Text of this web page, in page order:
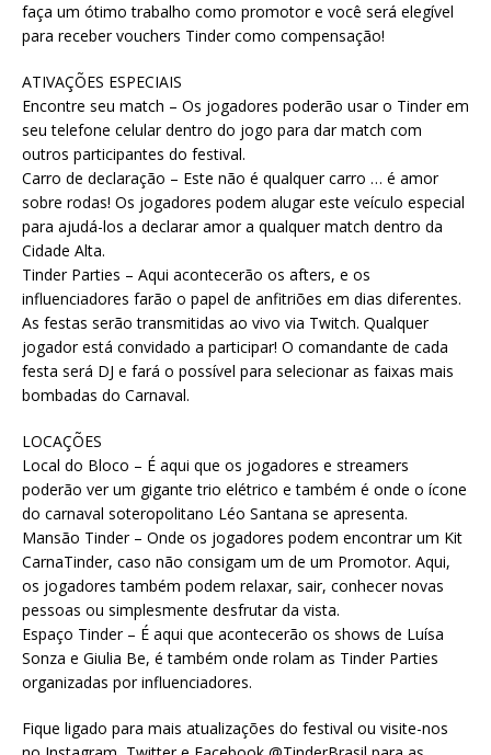
faça um ótimo trabalho como promotor e você será elegível
para receber vouchers Tinder como compensação!
ATIVAÇÕES ESPECIAIS
Encontre seu match – Os jogadores poderão usar o Tinder em
seu telefone celular dentro do jogo para dar match com
outros participantes do festival.
Carro de declaração – Este não é qualquer carro … é amor
sobre rodas! Os jogadores podem alugar este veículo especial
para ajudá-los a declarar amor a qualquer match dentro da
Cidade Alta.
Tinder Parties – Aqui acontecerão os afters, e os
influenciadores farão o papel de anfitriões em dias diferentes.
As festas serão transmitidas ao vivo via Twitch. Qualquer
jogador está convidado a participar! O comandante de cada
festa será DJ e fará o possível para selecionar as faixas mais
bombadas do Carnaval.
LOCAÇÕES
Local do Bloco – É aqui que os jogadores e streamers
poderão ver um gigante trio elétrico e também é onde o ícone
do carnaval soteropolitano Léo Santana se apresenta.
Mansão Tinder – Onde os jogadores podem encontrar um Kit
CarnaTinder, caso não consigam um de um Promotor. Aqui,
os jogadores também podem relaxar, sair, conhecer novas
pessoas ou simplesmente desfrutar da vista.
Espaço Tinder – É aqui que acontecerão os shows de Luísa
Sonza e Giulia Be, é também onde rolam as Tinder Parties
organizadas por influenciadores.
Fique ligado para mais atualizações do festival ou visite-nos